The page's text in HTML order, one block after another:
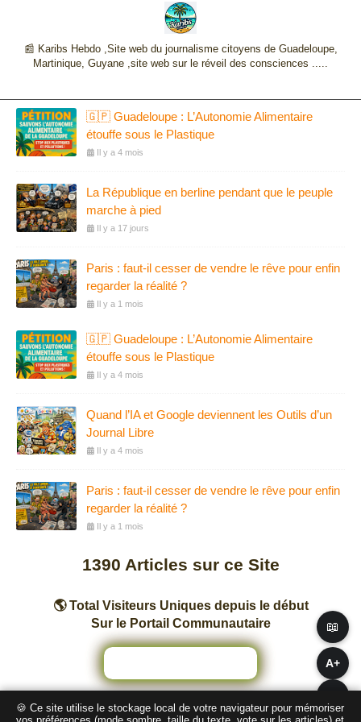
A+
📖
📰 Karibs Hebdo ,Site web du journalisme citoyens de Guadeloupe,
Martinique, Guyane ,site web sur le réveil des consciences .....
🇬🇵 Guadeloupe : L’Autonomie Alimentaire
étouffe sous le Plastique
Il y a 4 mois
La République en berline pendant que le peuple
marche à pied
Il y a 17 jours
Paris : faut-il cesser de vendre le rêve pour enfin
regarder la réalité ?
Il y a 1 mois
🇬🇵 Guadeloupe : L’Autonomie Alimentaire
étouffe sous le Plastique
Il y a 4 mois
Quand l’IA et Google deviennent les Outils d’un
Journal Libre
Il y a 4 mois
Paris : faut-il cesser de vendre le rêve pour enfin
regarder la réalité ?
Il y a 1 mois
1390 Articles sur ce Site
🌎 Total Visiteurs Uniques depuis le début
Sur le Portail Communautaire
Nombre total de pages vues sur ce Site
🍪 Ce site utilise le stockage local de votre navigateur pour mémoriser